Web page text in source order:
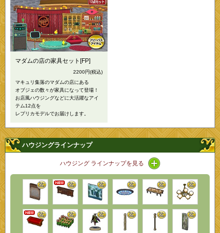
マダムの店の家具セット[FP]
2200円(税込)
マキュリ集落のマダムの店にある
オブジェの数々が家具になって登場！
お店風ハウジングなどに大活躍なアイ
テム12点を
レプリカモデルでお届けします。
ハウジングラインナップ
ハウジング ラインナップを見る アイコン / ラインナ